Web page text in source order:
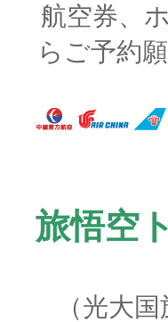
航空券、
らご予約
旅悟空
（光大